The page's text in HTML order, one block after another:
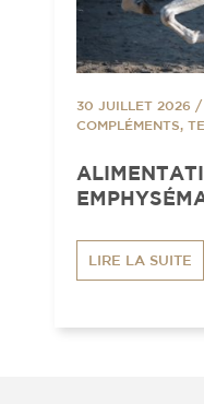
30 JUILLET 2026 /
COMPLÉMENTS,
LIRE LA SUITE